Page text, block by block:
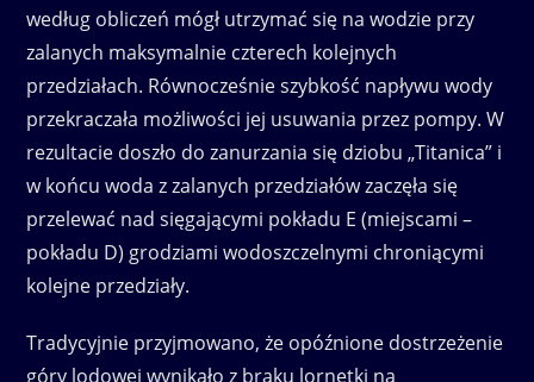
według obliczeń mógł utrzymać się na wodzie przy
zalanych maksymalnie czterech kolejnych
przedziałach. Równocześnie szybkość napływu wody
przekraczała możliwości jej usuwania przez pompy. W
rezultacie doszło do zanurzania się dziobu „Titanica” i
w końcu woda z zalanych przedziałów zaczęła się
przelewać nad sięgającymi pokładu E (miejscami –
pokładu D) grodziami wodoszczelnymi chroniącymi
kolejne przedziały.
Tradycyjnie przyjmowano, że opóźnione dostrzeżenie
góry lodowej wynikało z braku lornetki na